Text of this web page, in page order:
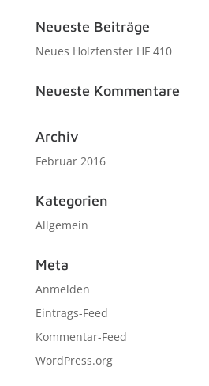
Neueste Beiträge
Neues Holzfenster HF 410
Neueste Kommentare
Archiv
Februar 2016
Kategorien
Allgemein
Meta
Anmelden
Eintrags-Feed
Kommentar-Feed
WordPress.org